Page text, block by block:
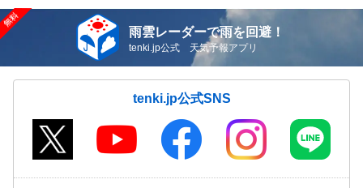
雨雲レーダーで雨を回避！
tenki.jp公式 天気予報アプリ
tenki.jp公式SNS